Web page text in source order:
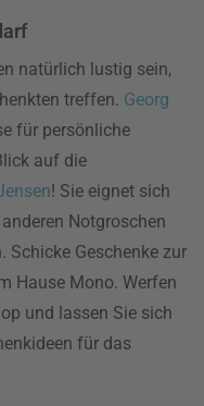
natürlich lustig sein,
treffen. Georg
für persönliche
auf die
! Sie eignet sich
Notgroschen
Geschenke zur
Hause Mono. Werfen
und lassen Sie sich
für das